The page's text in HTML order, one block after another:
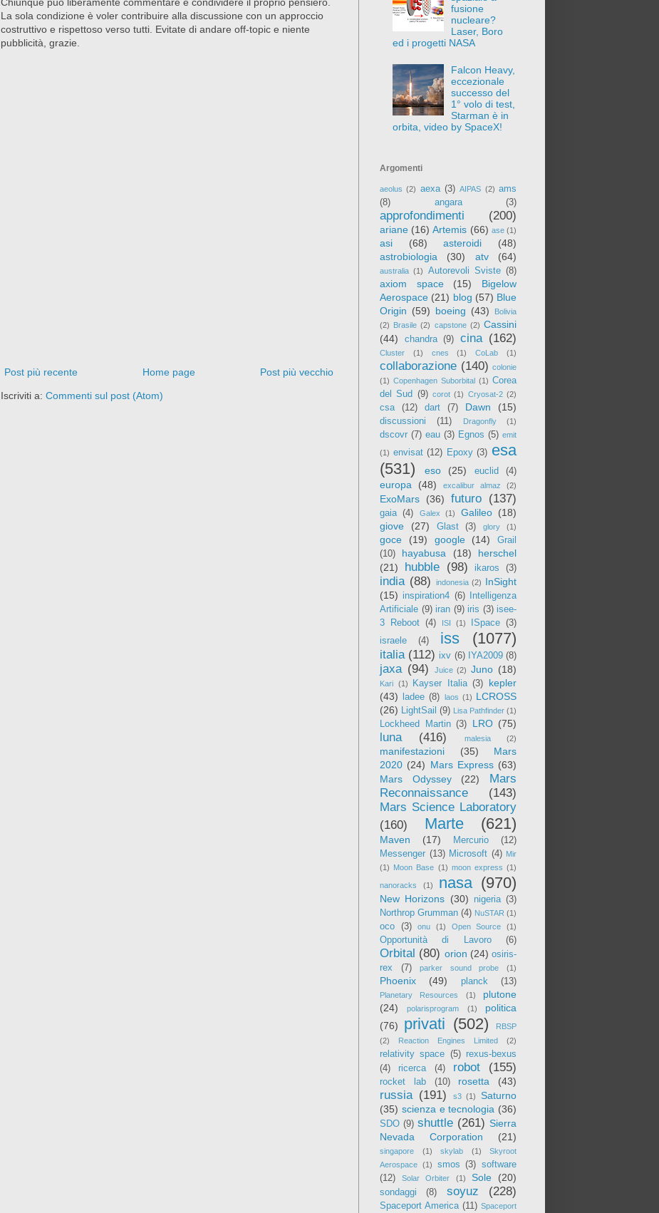
La sola condizione è voler contribuire alla discussione con un approccio
costruttivo e rispettoso verso tutti. Evitate di andare off-topic e niente
pubblicità, grazie.
Post più recente Post più vecchio
Home page
Iscriviti a: Commenti sul post (Atom)
fusione
nucleare?
Laser, Boro
ed i progetti NASA
Falcon Heavy,
eccezionale
successo del
1° volo di test,
Starman è in
orbita, video by SpaceX!
Argomenti
aeolus (2) aexa (3) AIPAS (2) ams
(8)
angara (3)
approfondimenti (200)
ariane (16) Artemis (66) ase (1)
asi (68) asteroidi
(48)
astrobiologia
(30) atv (64)
australia (1) Autorevoli Sviste (8)
axiom space (15)
Bigelow
Aerospace (21) blog (57) Blue
Origin (59) boeing (43)
Bolivia
(2) Brasile (2) capstone (2) Cassini
(44)
chandra (9) cina (162)
Cluster (1) cnes (1) CoLab (1)
collaborazione (140) colonie
(1) Copenhagen Suborbital (1) Corea
del Sud (9) corot (1) Cryosat-2 (2)
csa (12) dart (7) Dawn (15)
discussioni (11) Dragonfly (1)
dscovr (7) eau (3) Egnos (5) emit
(1) envisat (12) Epoxy (3) esa
(531)
eso (25) euclid (4)
europa (48) excalibur almaz (2)
ExoMars (36) futuro (137)
gaia (4) Galex (1) Galileo (18)
giove
(27) Glast (3) glory (1)
goce (19) google (14)
Grail
(10)
hayabusa (18)
herschel
(21)
hubble (98) ikaros (3)
india (88) indonesia (2) InSight
(15) inspiration4 (6)
Intelligenza
Artificiale (9) iran (9) iris (3) isee-
3 Reboot (4) ISI (1) ISpace (3)
israele
(4) iss (1077)
italia (112) ixv (6) IYA2009 (8)
jaxa (94) Juice (2) Juno (18)
Kari (1) Kayser Italia (3)
kepler
(43)
ladee (8) laos (1) LCROSS
(26) LightSail (9) Lisa Pathfinder (1)
Lockheed Martin (3) LRO (75)
luna (416) malesia (2)
manifestazioni (35)
Mars
2020 (24) Mars Express (63)
Mars Odyssey
(22)
Mars
Reconnaissance
(143)
Mars Science Laboratory
(160)
Marte (621)
Maven (17) Mercurio
(12)
Messenger (13) Microsoft (4) Mir
(1) Moon Base (1) moon express (1)
nanoracks (1) nasa (970)
New Horizons (30) nigeria (3)
Northrop Grumman (4) NuSTAR (1)
oco (3) onu (1) Open Source (1)
Opportunità di Lavoro (6)
Orbital (80) orion (24) osiris-
rex
(7) parker sound probe (1)
Phoenix (49) planck (13)
Planetary Resources (1)
plutone
(24)
polarisprogram (1)
politica
(76)
privati (502)
RBSP
(2)
Reaction Engines Limited (2)
relativity space (5) rexus-bexus
(4)
ricerca (4) robot (155)
rocket lab (10) rosetta (43)
russia (191) s3 (1)
Saturno
(35) scienza e tecnologia (36)
SDO (9) shuttle (261) Sierra
Nevada Corporation
(21)
singapore (1) skylab (1)
Skyroot
Aerospace (1) smos (3) software
(12)
Solar Orbiter (1) Sole (20)
sondaggi (8) soyuz (228)
Spaceport America (11) Spaceport